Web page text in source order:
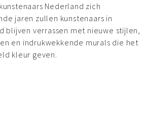
Nederland zich
jaren zullen kunstenaars in
blijven verrassen met nieuwe stijlen,
en indrukwekkende murals die het
kleur geven.